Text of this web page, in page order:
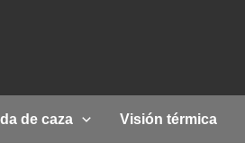
de caza Visión térmica